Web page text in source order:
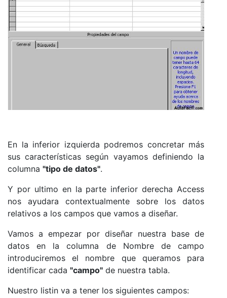
En la inferior izquierda podremos concretar más
sus características según vayamos definiendo la
columna "tipo de datos".
Y por ultimo en la parte inferior derecha Access
nos ayudara contextualmente sobre los datos
relativos a los campos que vamos a diseñar.
Vamos a empezar por diseñar nuestra base de
datos en la columna de Nombre de campo
introduciremos el nombre que queramos para
identificar cada "campo" de nuestra tabla.
Nuestro listin va a tener los siguientes campos: